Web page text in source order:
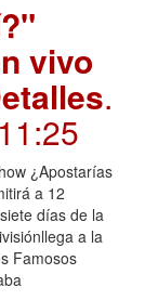
vivo
.
¿Apostarías
a 12
días de la
a la
Famosos